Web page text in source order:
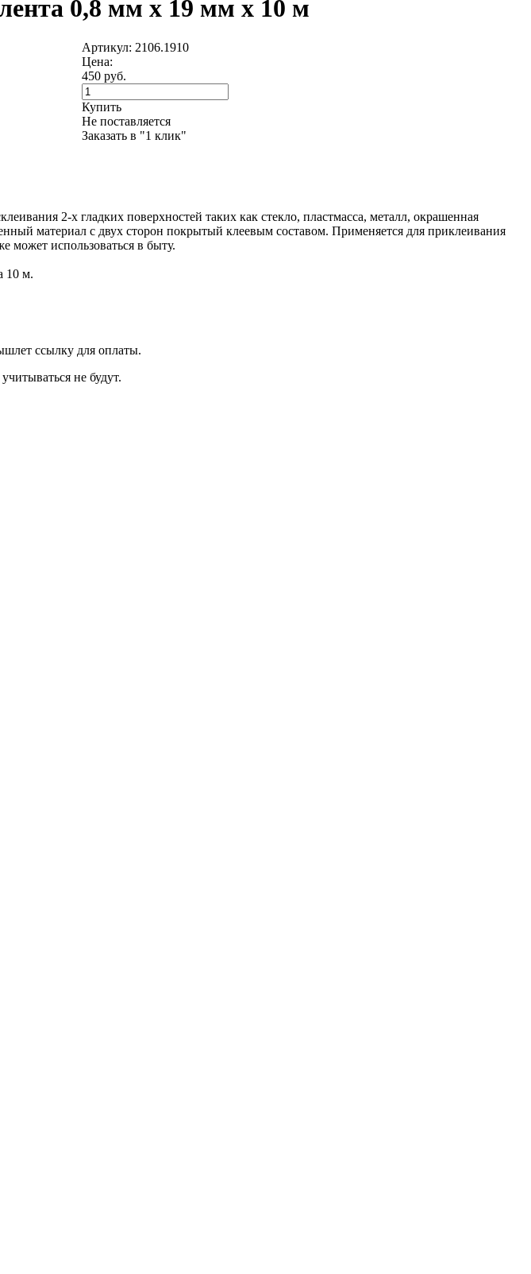
0,8 мм х 19 мм х 10 м
Артикул: 2106.1910
Цена:
450 руб.
Купить
Не поставляется
Заказать в "1 клик"
2-х гладких поверхностей таких как стекло, пластмасса, металл, окрашенная
материал с двух сторон покрытый клеевым составом. Применяется для приклеивания
может использоваться в быту.
10 м.
ссылку для оплаты.
не будут.